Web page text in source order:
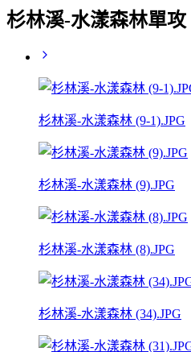
杉林溪-水漾森林單攻
杉林溪-水漾森林 (9-1).JPG
杉林溪-水漾森林 (9).JPG
杉林溪-水漾森林 (8).JPG
杉林溪-水漾森林 (34).JPG